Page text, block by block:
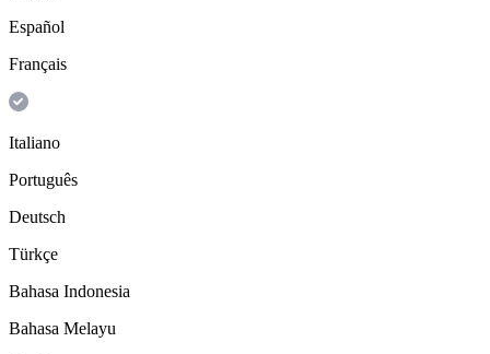
Español
Français
Italiano
Português
Deutsch
Türkçe
Bahasa Indonesia
Bahasa Melayu